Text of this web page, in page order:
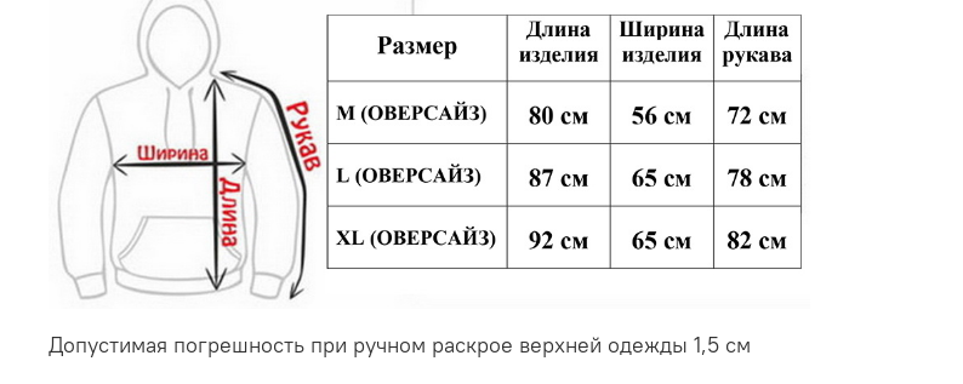
Допустимая погрешность при ручном раскрое верхней одежды 1,5 см